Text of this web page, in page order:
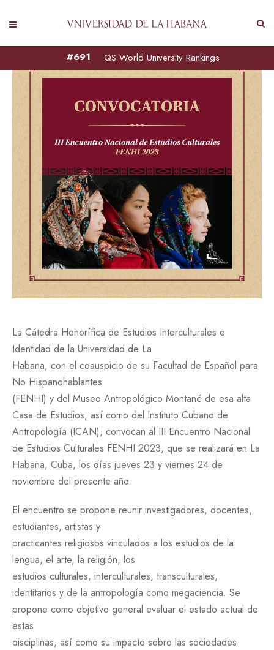
QS World University Rankings
#691
La Cátedra Honorífica de Estudios Interculturales e
Identidad de la Universidad de La
Habana, con el coauspicio de su Facultad de Español para
No Hispanohablantes
(FENHI) y del Museo Antropológico Montané de esa alta
Casa de Estudios, así como del Instituto Cubano de
Antropología (ICAN), convocan al III Encuentro Nacional
de Estudios Culturales FENHI 2023, que se realizará en La
Habana, Cuba, los días jueves 23 y viernes 24 de
noviembre del presente año.
El encuentro se propone reunir investigadores, docentes,
estudiantes, artistas y
practicantes religiosos vinculados a los estudios de la
lengua, el arte, la religión, los
estudios culturales, interculturales, transculturales,
identitarios y de la antropología como megaciencia. Se
propone como objetivo general evaluar el estado actual de
estas
disciplinas, así como su impacto sobre las sociedades